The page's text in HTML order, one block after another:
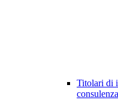
Titolari di
consulenza